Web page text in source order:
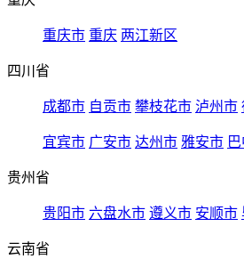
重庆市 重庆 两江新区
四川省
成都市 自贡市 攀枝花市 泸州市
宜宾市 广安市 达州市 雅安市
贵州省
贵阳市 六盘水市 遵义市 安顺市
云南省